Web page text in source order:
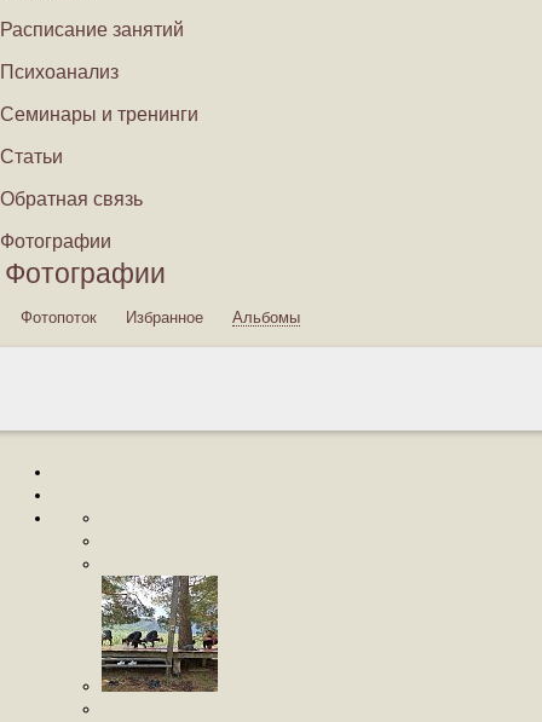
Расписание занятий
Психоанализ
Семинары и тренинги
Статьи
Обратная связь
Фотографии
Фотографии
Фотопоток Избранное Альбомы